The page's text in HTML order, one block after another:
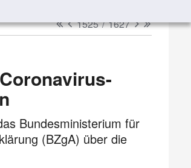
erster
vorheriger
1525/1627nächster
letzter
Bundesministerium für
(BZgA) über die